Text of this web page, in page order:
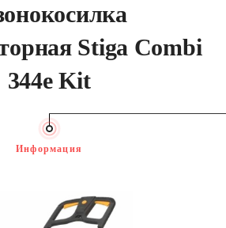
Stiga Combi
344e Kit
Информация